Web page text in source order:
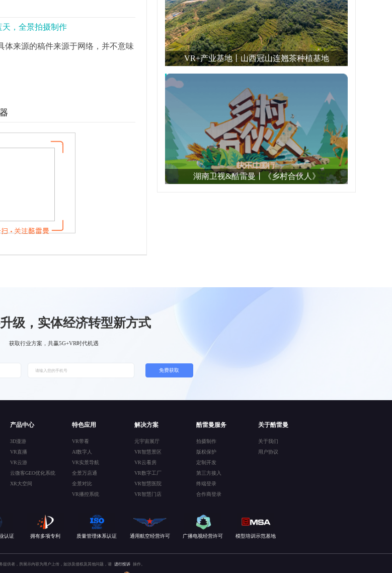
天，全景拍摄制作
体来源的稿件来源于网络，并不意味
VR+产业基地丨山西冠山连翘茶种植基地
湖南卫视&酷雷曼丨《乡村合伙人》
级，实体经济转型新方式
获取行业方案，共赢5G+VR时代机遇
免费获取
产品中心
3D漫游
VR直播
VR云游
云微客GEO优化系统
XR大空间
特色应用
VR带看
AI数字人
VR实景导航
全景万店通
全景对比
VR播控系统
解决方案
元宇宙展厅
VR智慧景区
VR云看房
VR数字工厂
VR智慧医院
VR智慧门店
酷雷曼服务
拍摄制作
版权保护
定制开发
第三方接入
终端登录
合作商登录
关于酷雷曼
关于我们
用户协议
认证 拥有多项专利 质量管理体系认证 通用航空经营许可 广播电视经营许可 模型培训示范基地
提供者，所展示内容为用户上传，如涉及侵权及其他问题，请 进行投诉 操作。